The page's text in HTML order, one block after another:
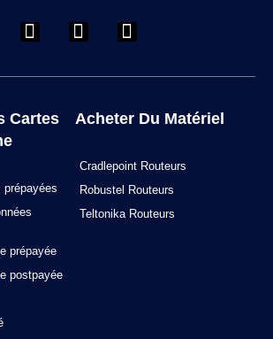
n
s
a
r
i
n
e
i
o
u
u
e
Cartes
prépayées
prépayée
postpayée
Acheter Du Matériel
Cradlepoint Routeurs
Robustel Routeurs
Teltonika Routeurs